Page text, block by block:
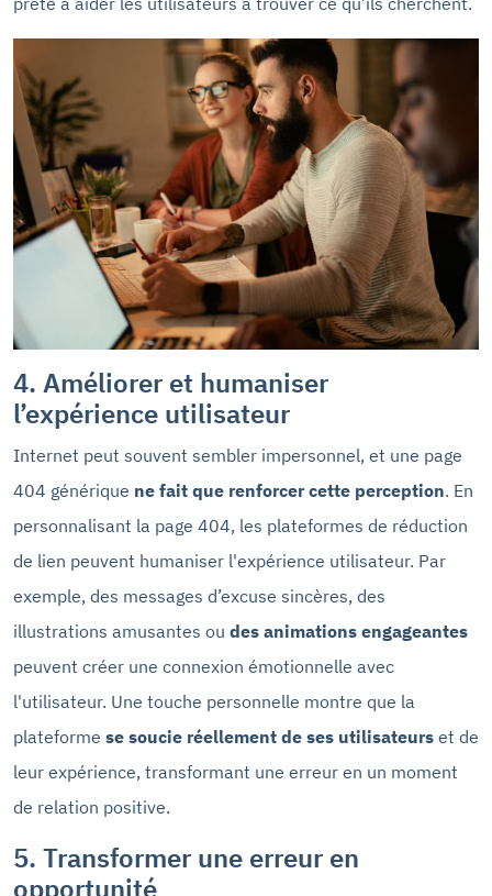
4. Améliorer et humaniser
l’expérience utilisateur
Internet peut souvent sembler impersonnel, et une page
404 générique ne fait que renforcer cette perception. En
personnalisant la page 404, les plateformes de réduction
de lien peuvent humaniser l'expérience utilisateur. Par
exemple, des messages d’excuse sincères, des
illustrations amusantes ou des animations engageantes
peuvent créer une connexion émotionnelle avec
l'utilisateur. Une touche personnelle montre que la
plateforme se soucie réellement de ses utilisateurs et de
leur expérience, transformant une erreur en un moment
de relation positive.
5. Transformer une erreur en
opportunité